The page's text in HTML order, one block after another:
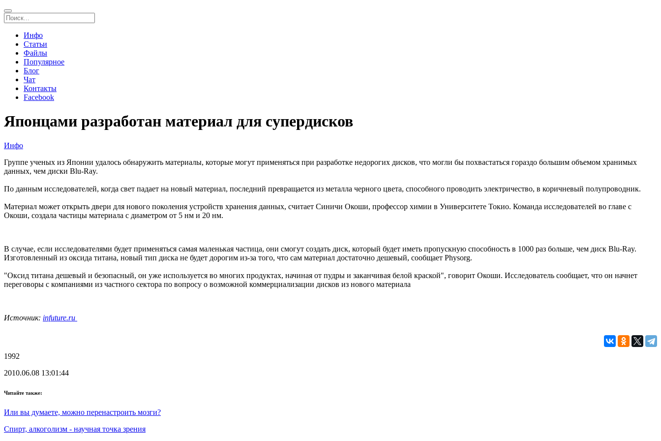
Инфо
Статьи
Файлы
Популярное
Блог
Чат
Контакты
Facebook
Японцами разработан материал для супердисков
Инфо
Группе ученых из Японии удалось обнаружить материалы, которые могут применяться при разработке недорогих дисков, что могли бы похвастаться гораздо большим объемом хранимых
данных, чем диски Blu-Ray.
По данным исследователей, когда свет падает на новый материал, последний превращается из металла черного цвета, способного проводить электричество, в коричневый полупроводник.
Материал может открыть двери для нового поколения устройств хранения данных, считает Синичи Окоши, профессор химии в Университете Токио. Команда исследователей во главе с
Окоши, создала частицы материала с диаметром от 5 нм и 20 нм.
В случае, если исследователями будет применяться самая маленькая частица, они смогут создать диск, который будет иметь пропускную способность в 1000 раз больше, чем диск Blu-Ray.
Изготовленный из оксида титана, новый тип диска не будет дорогим из-за того, что сам материал достаточно дешевый, сообщает Physorg.
"Оксид титана дешевый и безопасный, он уже используется во многих продуктах, начиная от пудры и заканчивая белой краской", говорит Окоши. Исследователь сообщает, что он начнет
переговоры с компаниями из частного сектора по вопросу о возможной коммерциализации дисков из нового материала
Источник: infuture.ru
1992
2010.06.08 13:01:44
Читайте также:
Или вы думаете, можно перенастроить мозги?
Спирт, алкоголизм - научная точка зрения